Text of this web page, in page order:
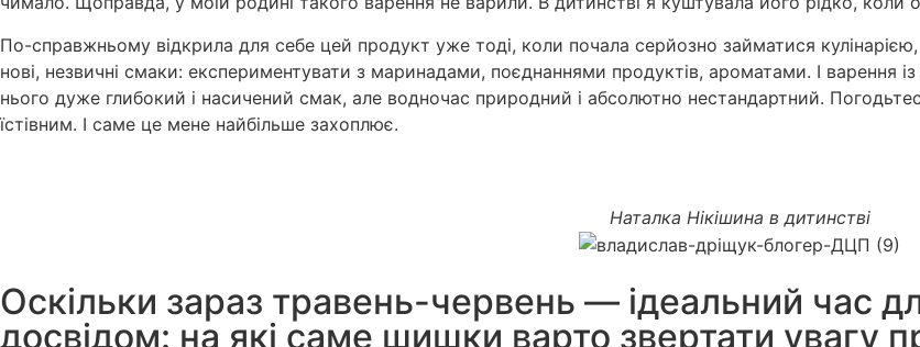
По-справжньому відкрила для себе цей продукт уже тоді, коли почала серйозно займатися
нові, незвичні смаки: експериментувати з маринадами, поєднаннями продуктів, ароматами. І
нього дуже глибокий і насичений смак, але водночас природний і абсолютно нестандартний.
їстівним. І саме це мене найбільше захоплює.
Наталка Нікішина в дитинстві
Оскільки зараз травень-червень — ідеальний час
досвідом: на які саме шишки варто звертати увагу